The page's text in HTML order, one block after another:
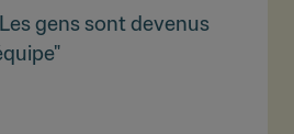
gens sont devenus